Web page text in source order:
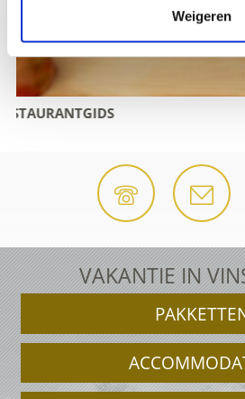
Weigeren
VAKANTIE IN